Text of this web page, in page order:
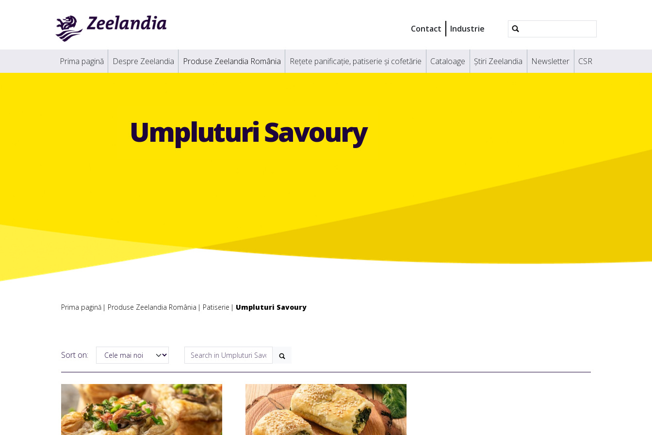
Contact Industrie
Căutare
avansată
Prima pagină Despre Zeelandia Produse Zeelandia România Rețete panificație, patiserie și cofetărie Cataloage Știri Zeelandia Newsletter CSR
Umpluturi Savoury
Prima pagină Produse Zeelandia România Patiserie Umpluturi Savoury
Sort on: